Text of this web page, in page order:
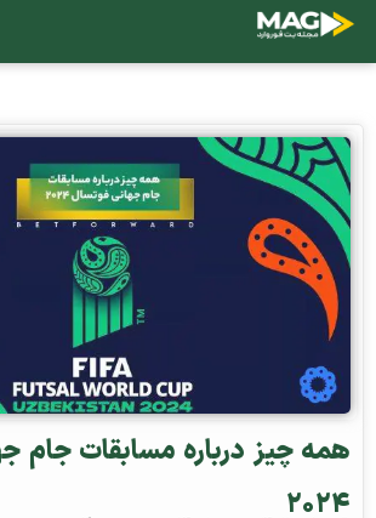
همه چیز درباره مسابقات جام
۲۰۲۴